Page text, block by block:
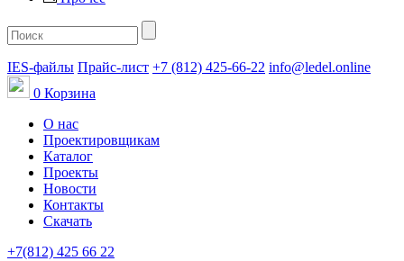
IES-файлы Прайс-лист +7 (812) 425-66-22 info@ledel.online
0 Корзина
О нас
Проектировщикам
Каталог
Проекты
Новости
Контакты
Скачать
+7(812) 425 66 22